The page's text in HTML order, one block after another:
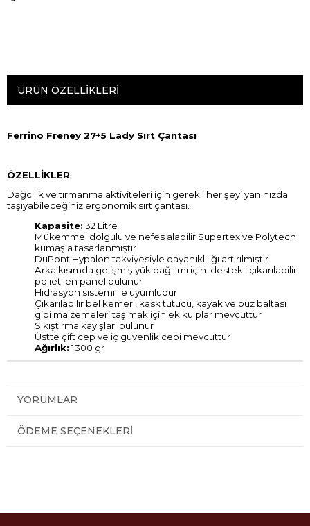
ÜRÜN ÖZELLIKLERI
Ferrino Freney 27+5 Lady Sırt Çantası
ÖZELLİKLER
Dağcılık ve tırmanma aktiviteleri için gerekli her şeyi yanınızda
taşıyabileceğiniz ergonomik sırt çantası.
Kapasite: 32 Litre
Mükemmel dolgulu ve nefes alabilir Supertex ve Polytech
kumaşla tasarlanmıştır
DuPont Hypalon takviyesiyle dayanıklılığı artırılmıştır
Arka kısımda gelişmiş yük dağılımı için destekli çıkarılabilir
polietilen panel bulunur
Hidrasyon sistemi ile uyumludur
Çıkarılabilir bel kemeri, kask tutucu, kayak ve buz baltası
gibi malzemeleri taşımak için ek kulplar mevcuttur
Sıkıştırma kayışları bulunur
Üstte çift cep ve iç güvenlik cebi mevcuttur
Ağırlık:1300 gr
YORUMLAR
ÖDEME SEÇENEKLERI